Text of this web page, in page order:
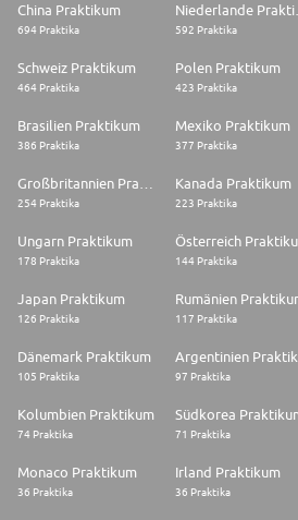
China Praktikum
694 Praktika 592 Praktika
Schweiz Praktikum
464 Praktika
Polen Praktikum
423 Praktika
Brasilien Praktikum
386 Praktika
Mexiko Praktikum
377 Praktika
254 Praktika
Kanada Praktikum
223 Praktika
Ungarn Praktikum
178 Praktika
Österreich
144 Praktika
Japan Praktikum
126 Praktika
Rumänien
117 Praktika
Dänemark Praktikum
105 Praktika 97 Praktika
Kolumbien Praktikum
74 Praktika
Südkorea
71 Praktika
Monaco Praktikum
36 Praktika
Irland Praktikum
36 Praktika